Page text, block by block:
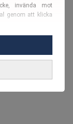
invända mot
genom att klicka
policy
dessa syften:
anpassning av